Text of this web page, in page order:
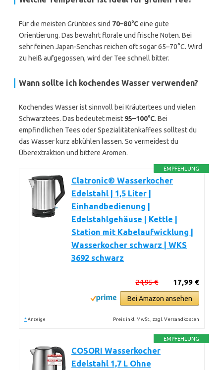
Für die meisten Grüntees sind 70–80°Ceine gute
Orientierung. Das bewahrt florale und frische Noten. Bei
sehr feinen Japan-Senchas reichen oft sogar 65–70°C. Wird
zu heiß aufgegossen, wird der Tee schnell bitter.
Wann sollte ich kochendes Wasser verwenden?
Kochendes Wasser ist sinnvoll bei Kräutertees und vielen
Schwarztees. Das bedeutet meist 95–100°C. Bei
empfindlichen Tees oder Spezialitätenkaffees solltest du
das Wasser kurz abkühlen lassen. So vermeidest du
Überextraktion und bittere Aromen.
EMPFEHLUNG
Clatronic® Wasserkocher
Edelstahl | 1,5 Liter |
Einhandbedienung |
Edelstahlgehäuse | Kettle |
Station mit Kabelaufwicklung |
Wasserkocher schwarz | WKS
3692 schwarz
17,99 €
24,95 €
Bei Amazon ansehen
* Anzeige Preis inkl. MwSt., zzgl. Versandkosten
EMPFEHLUNG
COSORI Wasserkocher
Edelstahl 1,7 L Ohne